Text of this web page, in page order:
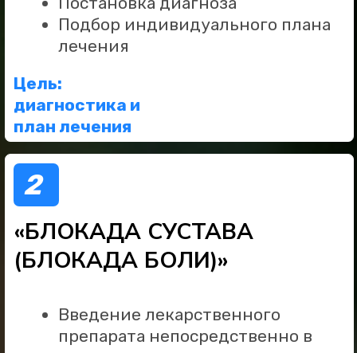
Сведения об организации
Политика конфиденциальности сайта
Политика в отношении обработки
персональных данных
Заявление на отзыв Персональных данных
Условия использования сервиса Яндекс Метрика
Прайс лист клиники Блокада Боли
Не является публичной офертой
© Блокада Боли 2023
ОГРН 1223000001982
Вся информация на данном сайте представлена
исключительно в ознакомительных целях. Перед
принятием решений, касающихся здоровья,